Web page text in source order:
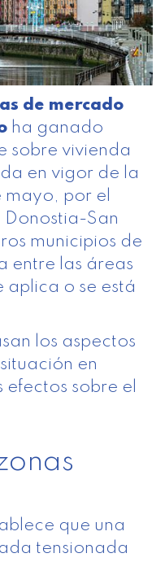
de mercado
ha ganado
sobre vivienda
en vigor de la
por el
Donostia-San
municipios de
entre las áreas
aplica o se está
los aspectos
en
efectos sobre el
que una
tensionada